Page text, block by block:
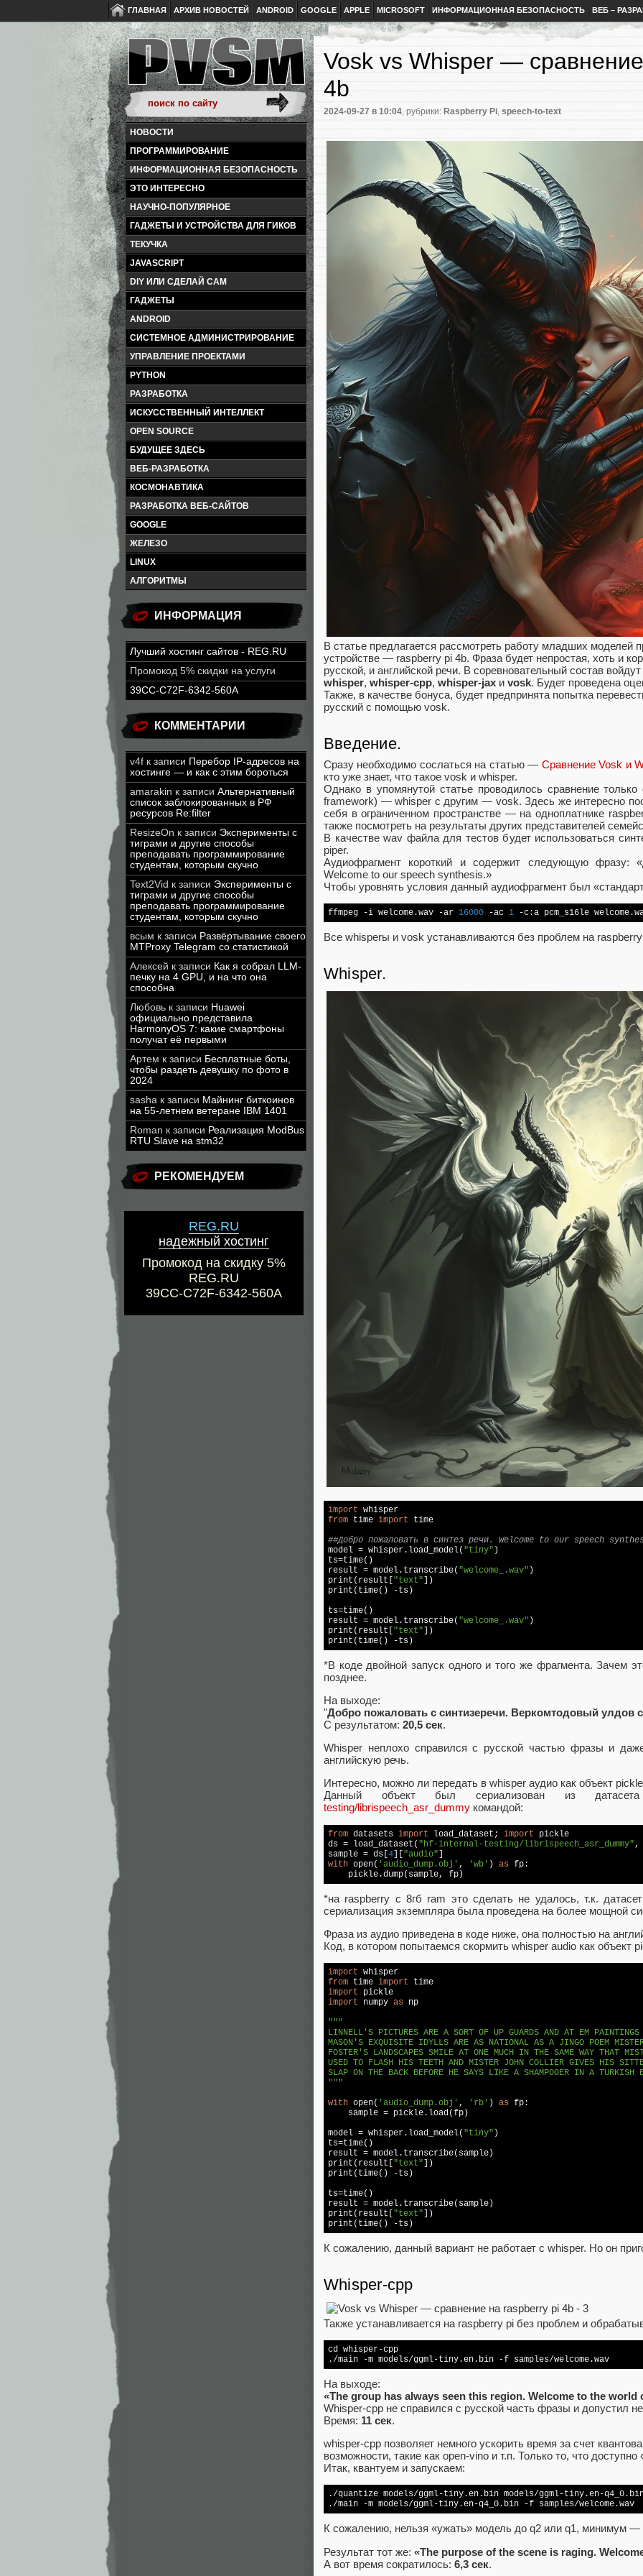
ГЛАВНАЯ АРХИВ НОВОСТЕЙ ANDROID GOOGLE APPLE MICROSOFT ИНФОРМАЦИОННАЯ БЕЗОПАСНОСТЬ ВЕБ –
НОВОСТИ
ПРОГРАММИРОВАНИЕ
ИНФОРМАЦИОННАЯ БЕЗОПАСНОСТЬ
ЭТО ИНТЕРЕСНО
НАУЧНО-ПОПУЛЯРНОЕ
ГАДЖЕТЫ И УСТРОЙСТВА ДЛЯ ГИКОВ
ТЕКУЧКА
JAVASCRIPT
DIY ИЛИ СДЕЛАЙ САМ
ГАДЖЕТЫ
ANDROID
СИСТЕМНОЕ АДМИНИСТРИРОВАНИЕ
УПРАВЛЕНИЕ ПРОЕКТАМИ
PYTHON
РАЗРАБОТКА
ИСКУССТВЕННЫЙ ИНТЕЛЛЕКТ
OPEN SOURCE
БУДУЩЕЕ ЗДЕСЬ
ВЕБ-РАЗРАБОТКА
КОСМОНАВТИКА
РАЗРАБОТКА ВЕБ-САЙТОВ
GOOGLE
ЖЕЛЕЗО
LINUX
АЛГОРИТМЫ
ИНФОРМАЦИЯ
Лучший хостинг сайтов - REG.RU
Промокод 5% скидки на услуги
39CC-C72F-6342-560A
КОММЕНТАРИИ
v4f к записи Перебор IP-адресов на
хостинге — и как с этим бороться
amarakin к записи Альтернативный
список заблокированных в РФ
ресурсов Re:filter
ResizeOn к записи Эксперименты с
тиграми и другие способы
преподавать программирование
студентам, которым скучно
Text2Vid к записи Эксперименты с
тиграми и другие способы
преподавать программирование
студентам, которым скучно
всым к записи Развёртывание своего
MTProxy Telegram со статистикой
Алексей к записи Как я собрал LLM-
печку на 4 GPU, и на что она
способна
Любовь к записи Huawei
официально представила
HarmonyOS 7: какие смартфоны
получат её первыми
Артем к записи Бесплатные боты,
чтобы раздеть девушку по фото в
2024
sasha к записи Майнинг биткоинов
на 55-летнем ветеране IBM 1401
Roman к записи Реализация ModBus
RTU Slave на stm32
РЕКОМЕНДУЕМ
REG.RU
надежный хостинг
Промокод на скидку 5%
REG.RU
39CC-C72F-6342-560A
Vosk vs Whisper —
4b
2024-09-27 в 10:04, рубрики: Raspberry Pi, speech-to-text
В статье предлагается рассмотреть работу младших моделей
устройстве — raspberry pi 4b. Фраза будет непростая, хоть и
русской, и английской речи. В соревновательный состав
whisper, whisper-cpp, whisper-jax и vosk. Будет проведена
Также, в качестве бонуса, будет предпринята попытка
русский с помощью vosk.
Введение.
Сразу необходимо сослаться на статью — Сравнение Vosk и
кто уже знает, что такое vosk и whisper.
Однако в упомянутой статье проводилось сравнение
framework) — whisper с другим — vosk. Здесь же интересно
себя в ограниченном пространстве — на одноплатнике
также посмотреть на результаты других представителей
В качестве wav файла для тестов будет использоваться
piper.
Аудиофрагмент короткий и содержит следующую фразу:
Welcome to our speech synthesis.»
Чтобы уровнять условия данный аудиофрагмент был
ffmpeg -i welcome.wav -ar 16000 -ac 1 -c:a pcm_s16le
Все whisperы и vosk устанавливаются без проблем на
Whisper.
import
from time import time
##Добро пожаловать в синтез речи. Welcome to our speech
model = whisper.load_model( "tiny" )
ts=time()
result = model.transcribe( "welcome_.wav" )
print(result["text"])
print(time() -ts)
ts=time()
result = model.transcribe( "welcome_.wav" )
print(result["text"])
print(time() -ts)
*В коде двойной запуск одного и того же фрагмента. Зачем
позднее.
На выходе:
"Добро пожаловать с синтизеречи. Веркомтодовый улдов
С результатом: 20,5 сек.
Whisper неплохо справился с русской частью фразы и
английскую речь.
Интересно, можно ли передать в whisper аудио как объект
Данный объект был сериализован из
testing/librispeech_asr_dummy командой:
from datasets import load_dataset; import pickle
ds = load_dataset( "hf-internal-testing/librispeech_asr_dummy"
sample = ds[4]["audio"
with open( 'audio_dump.obj' , 'wb' ) as fp:
    pickle.dump(sample, fp)
*на raspberry с 8гб ram это сделать не удалось, т.к.
сериализация экземпляра была проведена на более мощной
Фраза из аудио приведена в коде ниже, она полностью на
Код, в котором попытаемся скормить whisper audio как объект
import
from time import
import
import numpy as np
"""
LINNELL'S PICTURES ARE A SORT OF UP GUARDS AND AT EM
MASON'S EXQUISITE IDYLLS ARE AS NATIONAL AS A JINGO POEM
FOSTER'S LANDSCAPES SMILE AT ONE MUCH IN THE SAME WAY THAT
USED TO FLASH HIS TEETH AND MISTER JOHN COLLIER GIVES HIS
SLAP ON THE BACK BEFORE HE SAYS LIKE A SHAMPOOER IN A TURKISH
"""
with open( 'audio_dump.obj' , 'rb' ) as fp:
    sample = pickle.load(fp)
model = whisper.load_model( "tiny" )
ts=time()
result = model.transcribe(sample)
print(result[ "text" ])
print(time() -ts)
ts=time()
result = model.transcribe(sample)
print(result[ "text" ])
print(time() -ts)
К сожалению, данный вариант не работает с whisper. Но он
Whisper-cpp
Также устанавливается на raspberry pi без проблем и
cd whisper-cpp
./main -m models/ggml-tiny.en.bin -f samples/welcome.wav
На выходе:
«The group has always seen this region. Welcome to the world
Whisper-cpp не справился с русской часть фразы и допустил
Время: 11 сек.
whisper-cpp позволяет немного ускорить время за счет
возможности, такие как open-vino и т.п. Только то, что доступно
Итак, квантуем и запускаем:
./quantize models/ggml-tiny.en.bin models/ggml-tiny.en-
./main -m models/ggml-tiny.en-q4_0.bin -f samples/welcome.wav
К сожалению, нельзя «ужать» модель до q2 или q1, минимум —
Результат тот же: «The purpose of the scene is raging.
А вот время сократилось: 6,3 сек.